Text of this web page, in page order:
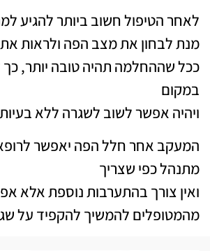
לאחר הטיפול חשוב ביותר להגיע
מנת לבחון את מצב הפה ולראות את
ככל שההחלמה תהיה טובה יותר, כך
במקום
ויהיה אפשר לשוב לשגרה ללא
המעקב אחר חלל הפה יאפשר
מתנהל כפי שצריך
ואין צורך בהתערבות נוספת אלא
מהמטופלים להמשיך להקפיד על